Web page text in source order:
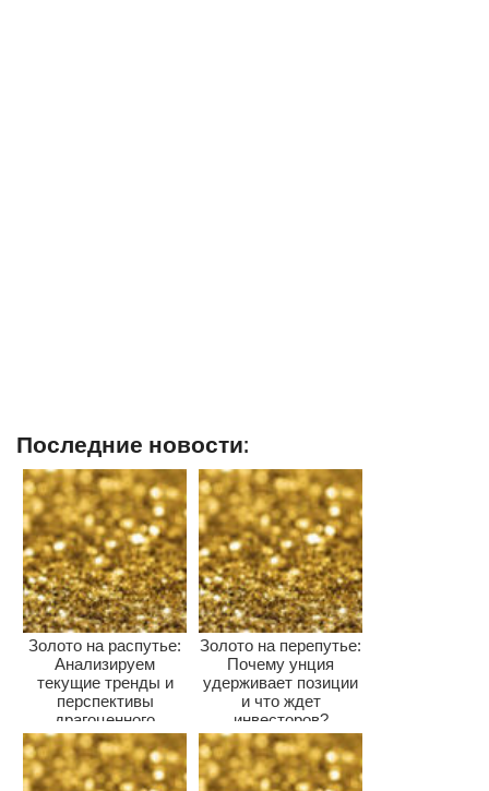
Последние новости:
Золото на распутье:
Анализируем
текущие тренды и
перспективы
драгоценного
металла
Золото на перепутье:
Почему унция
удерживает позиции
и что ждет
инвесторов?